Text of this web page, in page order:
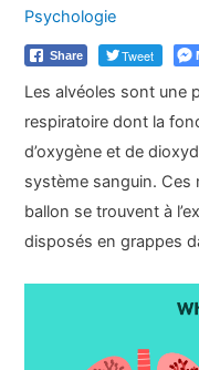
Psychologie
Share Tweet
Les alvéoles sont une
respiratoire dont la
d’oxygène et de
système sanguin. Ces
ballon se trouvent à
disposés en grappes